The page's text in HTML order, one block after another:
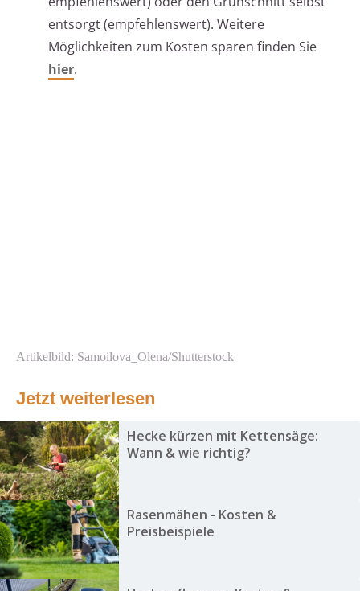
entsorgt (empfehlenswert). Weitere
Möglichkeiten zum Kosten sparen finden Sie
hier.
Artikelbild: Samoilova_Olena/Shutterstock
Jetzt weiterlesen
Hecke kürzen mit Kettensäge:
Wann & wie richtig?
Rasenmähen - Kosten &
Preisbeispiele